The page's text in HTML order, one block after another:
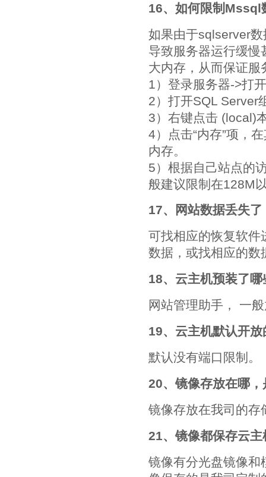
16、如何限制Mssql
如果由于sqlserver
导致服务器运行缓
大内存，从而保证服
1）登录服务器->打
2）打开SQL Server
3）右键点击 (local)
4）点击“内存”项，
内存。
5）根据自己站点的
般建议限制在128M
17、网站数据丢失
可找相应的恢复软件
数据，或找相应的数
18、云主机预装了
网站管理助手， 一
19、云主机默认开
默认没有端口限制。
20、镜像存放在哪
镜像存放在我司的存
21、镜像都保存云
镜像有分光盘镜像和